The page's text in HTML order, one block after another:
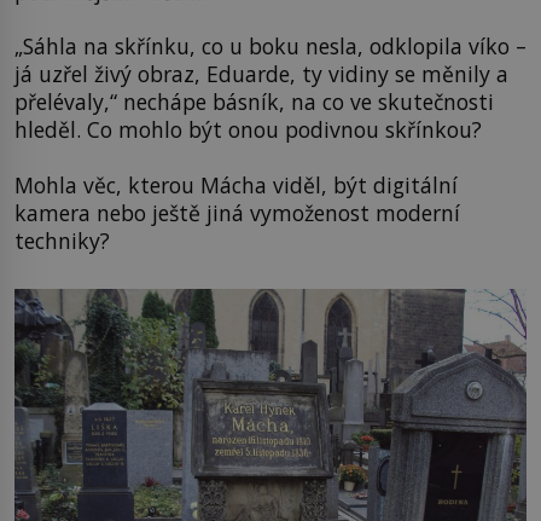
„Sáhla na skřínku, co u boku nesla, odklopila víko –
já uzřel živý obraz, Eduarde, ty vidiny se měnily a
přelévaly,“ nechápe básník, na co ve skutečnosti
hleděl. Co mohlo být onou podivnou skřínkou?
Mohla věc, kterou Mácha viděl, být digitální
kamera nebo ještě jiná vymoženost moderní
techniky?